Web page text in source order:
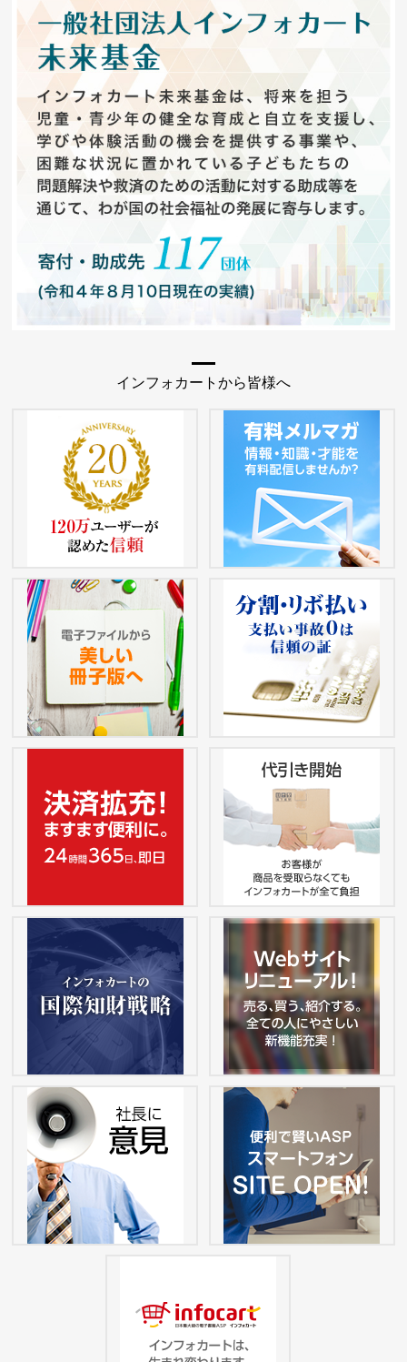
インフォカートから皆様へ